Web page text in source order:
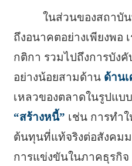
ในส่วนของสถาบั
ถึงอนาคตอย่างเพียงพอ
กติกา รวมไปถึงการบัง
อย่างน้อยสามด้าน ด้าน
เหลวของตลาดในรูปแบ
“สร้างหนี้” เช่น การทำ
ต้นทุนที่แท้จริงต่อสังคม
การแข่งขันในภาคธุรกิจ